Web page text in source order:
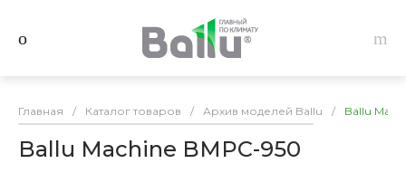
Главная / Каталог товаров / Архив моделей Ballu / Ballu
Ballu Machine BMPC-950